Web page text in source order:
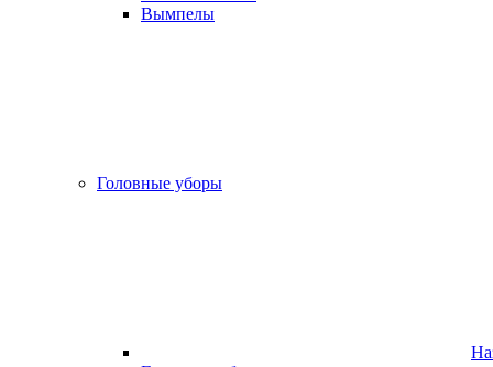
Вымпелы
Головные уборы